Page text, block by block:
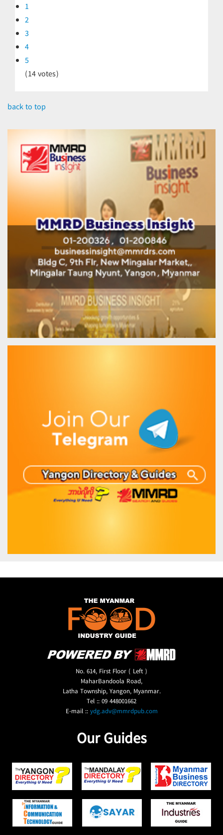
1
2
3
4
5
(14 votes)
back to top
No. 614, First Floor ( Left )
MaharBandoola Road,
Latha Township, Yangon, Myanmar.
Tel :: 09 448001662
E-mail ::ydg.adv@mmrdpub.com
Our Guides